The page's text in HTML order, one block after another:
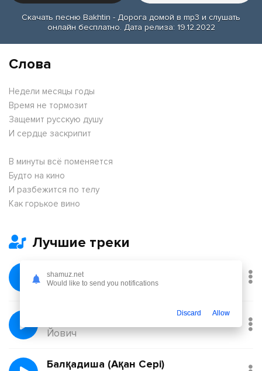
Скачать песню Bakhtin - Дорога домой в mp3 и слушать
онлайн бесплатно. Дата релиза: 19.12.2022
Слова
Недели месяцы годы
Время не тормозит
Защемит русскую душу
И сердце заскрипит
В минуты всё поменяется
Будто на кино
И разбежится по телу
Как горькое вино
Лучшие треки
Февраль
Никита Киоссе, Фейгин
Йович
Балқадиша (Ақан Сері)
shamuz.net
Would like to send you notifications
Discard Allow